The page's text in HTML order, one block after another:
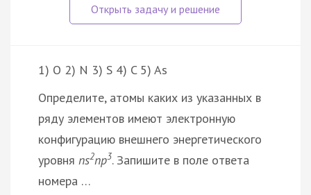
1) O 2) N 3) S 4) C 5) As
Определите, атомы каких из указанных в
ряду элементов имеют электронную
конфигурацию внешнего энергетического
уровня ns2np3. Запишите в поле ответа
номера …